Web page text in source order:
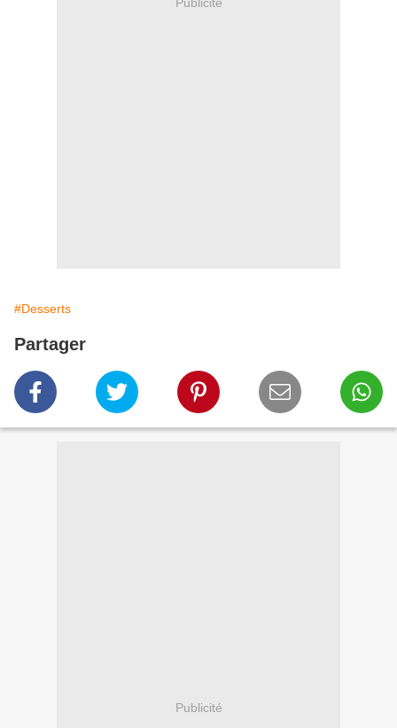
#Desserts
Partager
Publicité